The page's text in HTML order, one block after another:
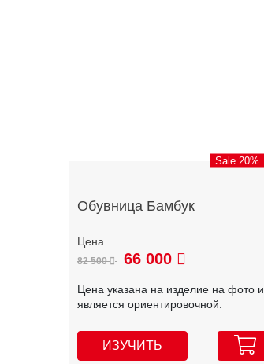
Sale 20%
Обувница Бамбук
82 500 66 000
Цена указана на изделие на фото и
является ориентировочной.
ИЗУЧИТЬ